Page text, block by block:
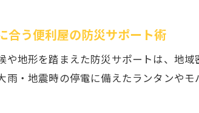
合う便利屋の防災サポート術
や地形を踏まえた防災サポートは、地
雨・地震時の停電に備えたランタンや